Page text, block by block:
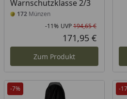
Warnschutzklasse 2/3
172 Münzen
Rabatt
-11% UVP194,65 €
Aktueller
171,95 €
Zum Produkt
-7% -